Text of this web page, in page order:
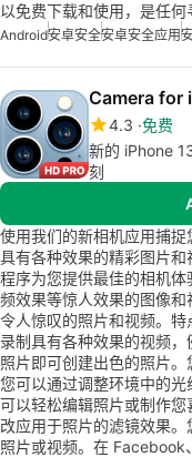
以免费下载和使用，是任何
Android安卓安全安卓安全应用
4.3 免费
新的 iPhone
刻
使用我们的新相机应用捕
具有各种效果的精彩图片
程序为您提供最佳的相机
频效果等惊人效果的图像
令人惊叹的照片和视频。
录制具有各种效果的视频
照片即可创建出色的照片。
您可以通过调整环境中的
可以轻松编辑照片或制作
改应用于照片的滤镜效果
照片或视频。在